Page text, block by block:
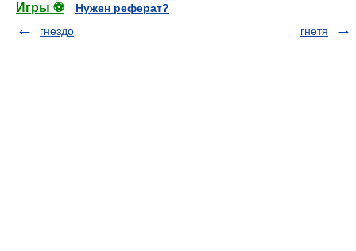
Игры ⚽
Нужен реферат?
гнездо
гнетя